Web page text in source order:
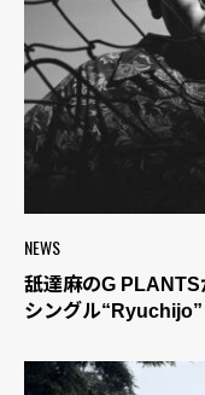
NEWS
舐達麻のG
シングル“Ryuchijo”